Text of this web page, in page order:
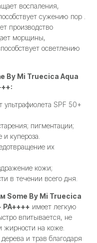
воспаления,
сужению пор .
производство
морщины,
осветлению
By Mi Truecica Aqua
SPF 50+
пигментации;
и купероза.
их
кожи;
в течении всего дня.
Some By Mi Truecica
имеет легкую
впитывается, не
жирности на коже.
и трав благодаря